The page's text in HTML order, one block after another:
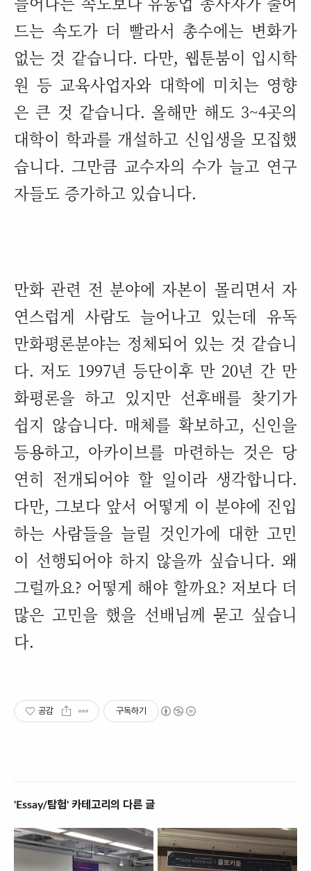
드는 속도가 더 빨라서 총수에는 변화가
없는 것 같습니다. 다만, 웹툰붐이 입시학
원 등 교육사업자와 대학에 미치는 영향
은 큰 것 같습니다.올해만 해도 3~4곳의
대학이 학과를 개설하고 신입생을 모집했
습니다. 그만큼 교수자의 수가 늘고 연구
자들도 증가하고 있습니다.
만화 관련 전 분야에 자본이 몰리면서 자
연스럽게 사람도 늘어나고 있는데 유독
만화평론분야는 정체되어 있는 것 같습니
다. 저도 1997년 등단이후 만 20년 간 만
화평론을 하고 있지만 선후배를 찾기가
쉽지 않습니다. 매체를 확보하고, 신인을
등용하고, 아카이브를 마련하는 것은 당
연히 전개되어야 할 일이라 생각합니다.
다만,그보다 앞서 어떻게 이 분야에 진입
하는 사람들을 늘릴 것인가에 대한 고민
이 선행되어야 하지 않을까 싶습니다.왜
그럴까요? 어떻게 해야 할까요? 저보다 더
많은 고민을 했을 선배님께 묻고 싶습니
다.
공감 구독하기
'Essay/탐험' 카테고리의 다른 글